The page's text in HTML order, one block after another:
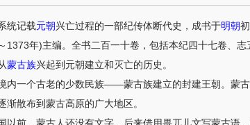
记载元朝兴亡过程的一部纪传体断代史，成书于明朝
1373年)主编。全书二百一十卷，包括本纪四十七卷、
蒙古族兴起到元朝建立和灭亡的历史。
一个古老的少数民族——蒙古族建立的封建王朝。蒙古
渐散布到蒙古高原的广大地区。